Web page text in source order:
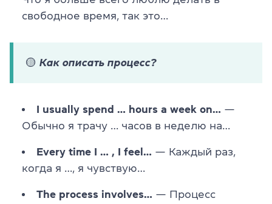
свободное время, так это…
🟡 Как описать процесс?
I usually spend … hours a week on… —
Обычно я трачу … часов в неделю на…
Every time I … , I feel… — Каждый раз,
когда я …, я чувствую…
The process involves… — Процесс